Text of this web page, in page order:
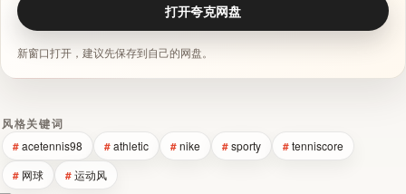
打开夸克网盘
新窗口打开，建议先保存到自己的网盘。
风格关键词
acetennis98 athletic nike sporty
tenniscore
网球
运动风